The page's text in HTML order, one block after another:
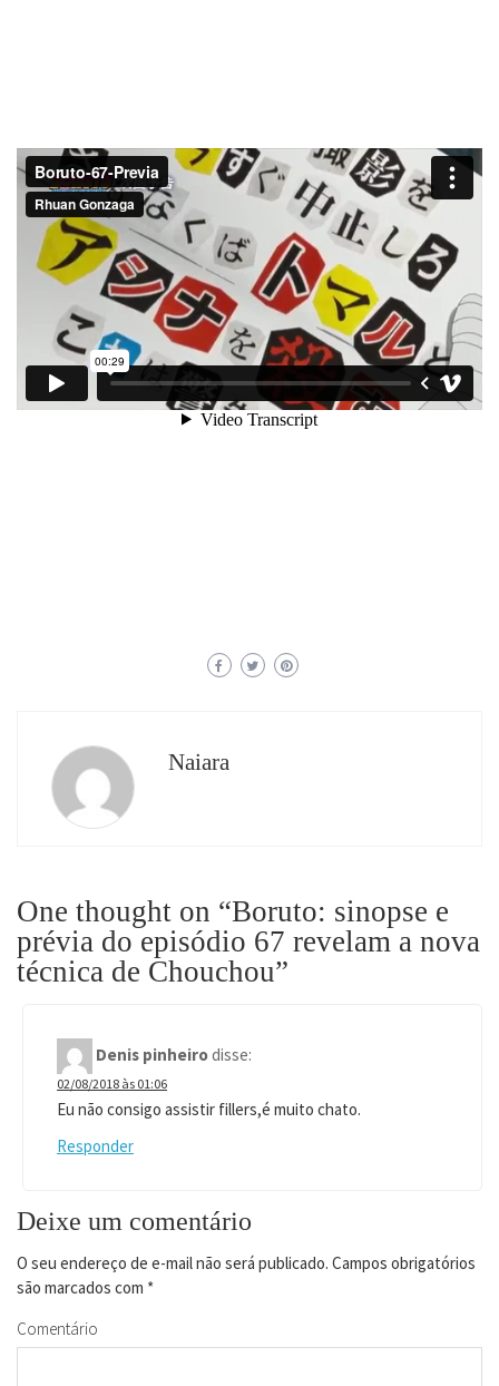
Naiara
One thought on “Boruto: sinopse e
prévia do episódio 67 revelam a nova
técnica de Chouchou”
Denis pinheirodisse:
02/08/2018 às 01:06
Eu não consigo assistir fillers,é muito chato.
Responder
Deixe um comentário
O seu endereço de e-mail não será publicado. Campos obrigatórios
são marcados com *
Comentário